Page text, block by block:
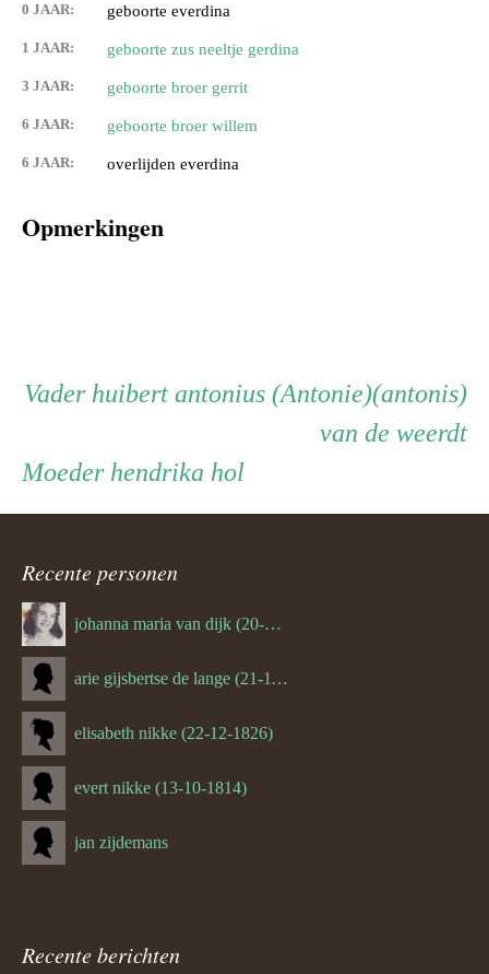
0 JAAR: geboorte everdina
1 JAAR: geboorte zus neeltje gerdina
3 JAAR: geboorte broer gerrit
6 JAAR: geboorte broer willem
6 JAAR: overlijden everdina
Opmerkingen
Persoon
ouder
Vader Vader
huibert antonius (Antonie)(antonis)
van de weerdt
Moeder Moeder
hendrika hol
Recente personen
johanna maria van dijk (20-07-1939)
arie gijsbertse de lange (21-11-1675)
elisabeth nikke (22-12-1826)
evert nikke (13-10-1814)
jan zijdemans
Recente berichten